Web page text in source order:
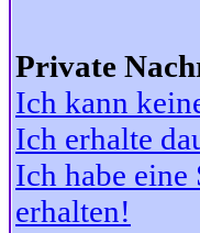
Private
Ich kann
Ich erhalte
Ich habe
erhalten!